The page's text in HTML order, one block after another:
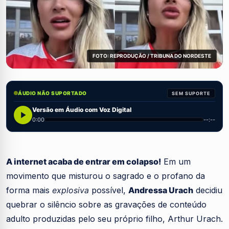
FOTO: REPRODUÇÃO / TRIBUNA DO NORDESTE
ÁUDIO NÃO SUPORTADO SEM SUPORTE
Versão em Áudio com Voz Digital
0:00 --:--
A internet acaba de entrar em colapso! Em um
movimento que misturou o sagrado e o profano da
forma mais explosiva possível, Andressa Urach decidiu
quebrar o silêncio sobre as gravações de conteúdo
adulto produzidas pelo seu próprio filho, Arthur Urach.